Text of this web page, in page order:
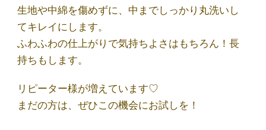
ご利用規約
最近の投稿
生地や中綿を傷めずに、中までしっかり丸洗いし
てキレイにします。
ふわふわの仕上がりで気持ちよさはもちろん！長
持ちもします。
リピーター様が増えています♡
まだの方は、ぜひこの機会にお試しを！